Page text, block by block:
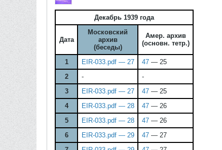
Декабрь 1939 года
Дата
Московский
архив
(беседы)
Амер. архив
(основн. тетр.)
1 EIR-033.pdf — 27 47— 25
2
-
-
3
EIR-033.pdf — 27 47— 25
4
EIR-033.pdf — 28 47— 26
5
EIR-033.pdf — 28 47— 26
6
EIR-033.pdf — 29 47— 27